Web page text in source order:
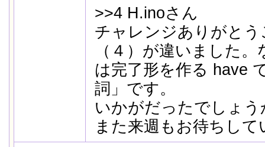
>>4 H.inoさん
チャレンジありがと
（４）が違いました
は完了形を作る have
詞」です。
いかがだったでしょ
また来週もお待ちして